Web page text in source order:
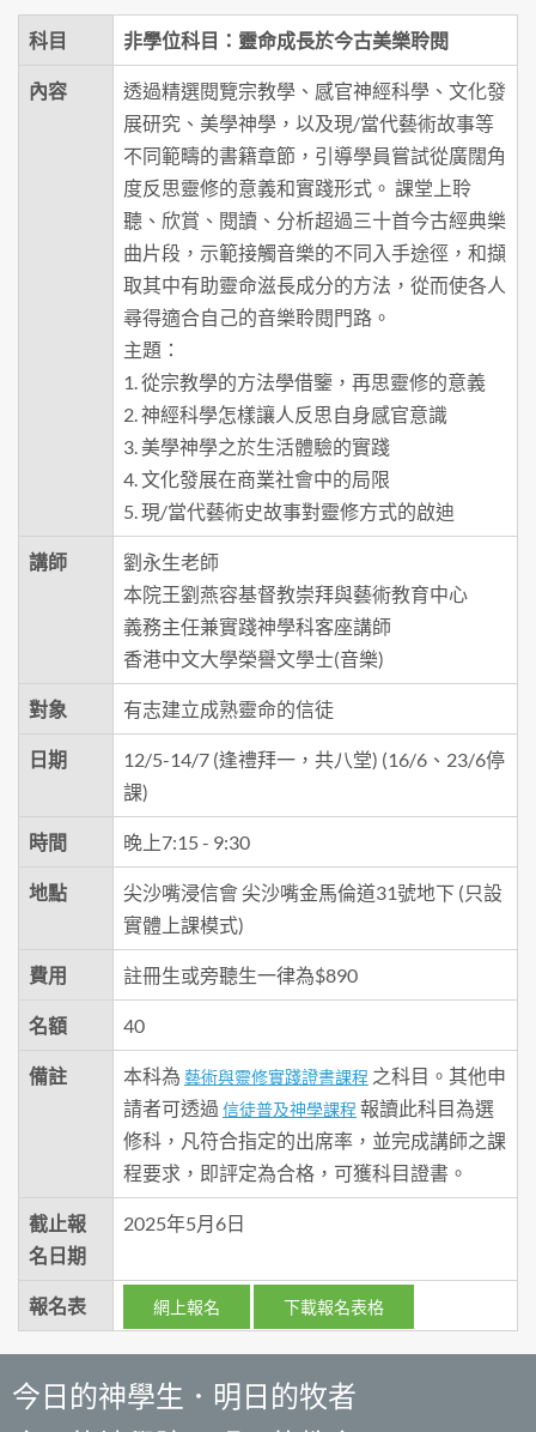
科目 非學位科目：靈命成長於今古美樂聆閱
內容
透過精選閱覽宗教學、感官神經科學、文化發
展研究、美學神學，以及現/當代藝術故事等
不同範疇的書籍章節，引導學員嘗試從廣闊角
度反思靈修的意義和實踐形式。 課堂上聆
聽、欣賞、閱讀、分析超過三十首今古經典樂
曲片段，示範接觸音樂的不同入手途徑，和擷
取其中有助靈命滋長成分的方法，從而使各人
尋得適合自己的音樂聆閱門路。
主題：
1. 從宗教學的方法學借鑒，再思靈修的意義
2. 神經科學怎樣讓人反思自身感官意識
3. 美學神學之於生活體驗的實踐
4. 文化發展在商業社會中的局限
5. 現/當代藝術史故事對靈修方式的啟迪
講師
劉永生老師
本院王劉燕容基督教崇拜與藝術教育中心
義務主任兼實踐神學科客座講師
香港中文大學榮譽文學士(音樂)
對象 有志建立成熟靈命的信徒
日期
12/5-14/7 (逢禮拜一，共八堂) (16/6、23/6停
課)
時間 晚上7:15 - 9:30
地點
尖沙嘴浸信會 尖沙嘴金馬倫道31號地下 (只設
實體上課模式)
費用 註冊生或旁聽生一律為$890
名額 40
備註 本科為 藝術與靈修實踐證書課程 之科目。其他申
請者可透過 信徒普及神學課程 報讀此科目為選
修科，凡符合指定的出席率，並完成講師之課
程要求，即評定為合格，可獲科目證書。
截止報
名日期
2025年5月6日
報名表 網上報名 下載報名表格
今日的神學生．明日的牧者